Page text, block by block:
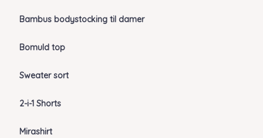
Bambus bodystocking til damer
Bomuld top
Sweater sort
2-i-1 Shorts
Mirashirt